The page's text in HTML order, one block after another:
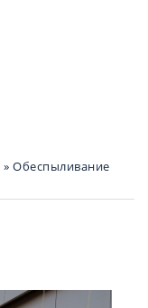
» Обеспыливание